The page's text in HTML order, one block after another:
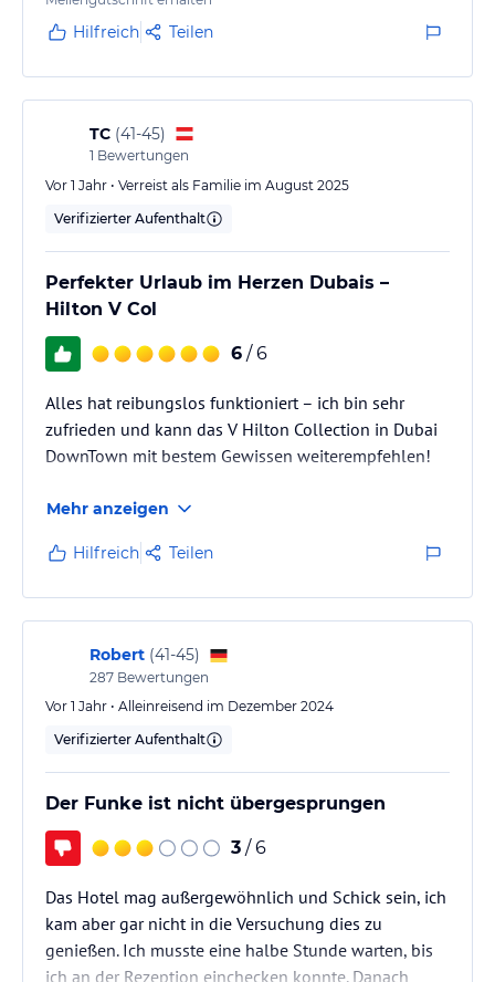
genutzt werden möchte.
Hilfreich Teilen
TC (41-45)
1 Bewertungen
Vor 1 Jahr • Verreist als Familie im August 2025
Verifizierter Aufenthalt
Perfekter Urlaub im Herzen Dubais –
Hilton V Col
6 / 6
Alles hat reibungslos funktioniert – ich bin sehr
zufrieden und kann das V Hilton Collection in Dubai
DownTown mit bestem Gewissen weiterempfehlen!
Mehr anzeigen
Hilfreich Teilen
Robert (41-45)
287 Bewertungen
Vor 1 Jahr • Alleinreisend im Dezember 2024
Verifizierter Aufenthalt
Der Funke ist nicht übergesprungen
3 / 6
Das Hotel mag außergewöhnlich und Schick sein, ich
kam aber gar nicht in die Versuchung dies zu
genießen. Ich musste eine halbe Stunde warten, bis
ich an der Rezeption einchecken konnte. Danach